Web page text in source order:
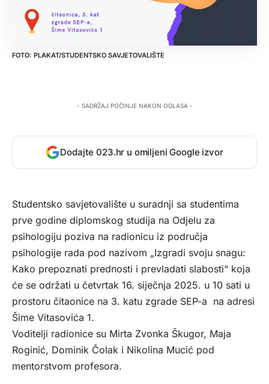
PLAKAT/STUDENTSKO SAVJETOVALIŠTE
- SADRŽAJ POČINJE NAKON OGLASA -
Dodajte 023.hr u omiljeni Google izvor
Studentsko savjetovalište u suradnji sa studentima
prve godine diplomskog studija na Odjelu za
psihologiju poziva na radionicu iz područja
psihologije rada pod nazivom „Izgradi svoju snagu:
Kako prepoznati prednosti i prevladati slabosti“ koja
će se održati u četvrtak 16. siječnja 2025. u 10 sati u
prostoru čitaonice na 3. katu zgrade SEP-a na adresi
Šime Vitasovića 1.
Voditelji radionice su Mirta Zvonka Škugor, Maja
Roginić, Dominik Čolak i Nikolina Mucić pod
mentorstvom profesora.